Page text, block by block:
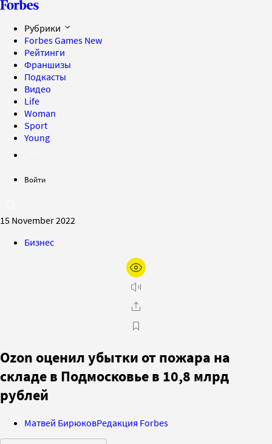
Рубрики
Forbes Games New
Рейтинги
Франшизы
Подкасты
Видео
Life
Woman
Sport
Young
Войти
15 November 2022
Бизнес
Ozon оценил убытки от пожара на
складе в Подмосковье в 10,8 млрд
рублей
Матвей БирюковРедакция Forbes